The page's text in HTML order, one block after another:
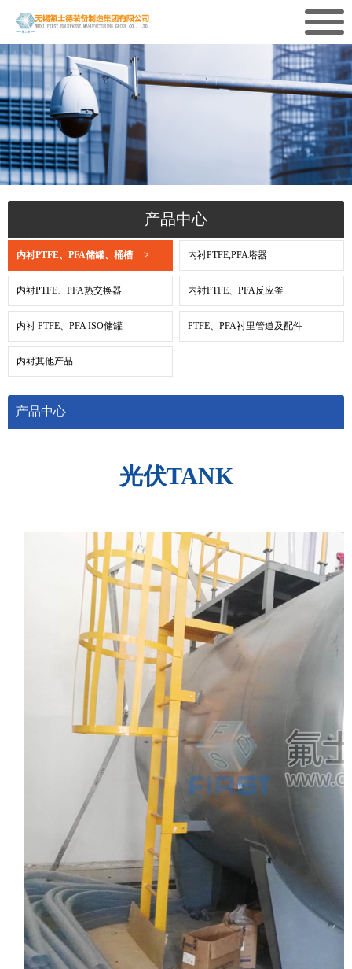
产品中心
内衬PTFE、PFA储罐、桶槽 > 内衬PTFE,PFA塔器
内衬PTFE、PFA热交换器 内衬PTFE、PFA反应釜
内衬 PTFE、PFA ISO储罐 PTFE、PFA衬里管道及配件
内衬其他产品
产品中心
光伏TANK